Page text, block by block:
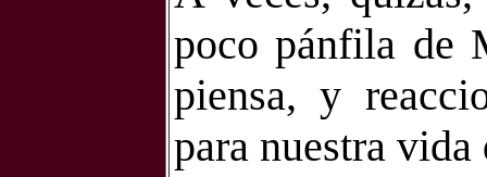
poco pánfila de
piensa, y
para nuestra